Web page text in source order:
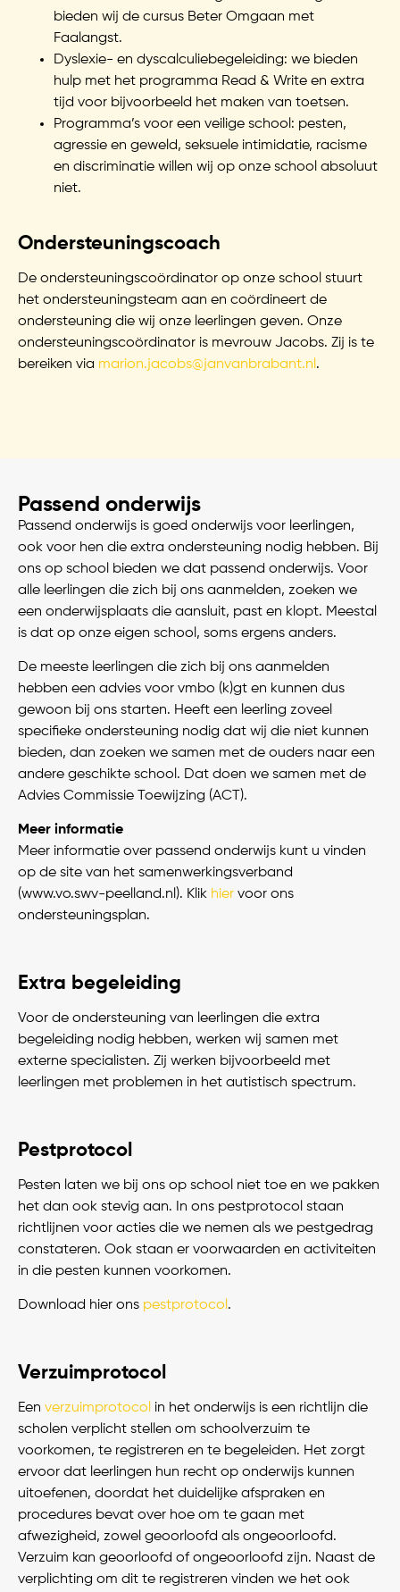
bieden wij de cursus Beter Omgaan met
Faalangst.
Dyslexie- en dyscalculiebegeleiding: we bieden
hulp met het programma Read & Write en extra
tijd voor bijvoorbeeld het maken van toetsen.
Programma’s voor een veilige school: pesten,
agressie en geweld, seksuele intimidatie, racisme
en discriminatie willen wij op onze school absoluut
niet.
Ondersteuningscoach
De ondersteuningscoördinator op onze school stuurt
het ondersteuningsteam aan en coördineert de
ondersteuning die wij onze leerlingen geven. Onze
ondersteuningscoördinator is mevrouw Jacobs. Zij is te
bereiken via marion.jacobs@janvanbrabant.nl .
Passend onderwijs
Passend onderwijs is goed onderwijs voor leerlingen,
ook voor hen die extra ondersteuning nodig hebben. Bij
ons op school bieden we dat passend onderwijs. Voor
alle leerlingen die zich bij ons aanmelden, zoeken we
een onderwijsplaats die aansluit, past en klopt. Meestal
is dat op onze eigen school, soms ergens anders.
De meeste leerlingen die zich bij ons aanmelden
hebben een advies voor vmbo (k)gt en kunnen dus
gewoon bij ons starten. Heeft een leerling zoveel
specifieke ondersteuning nodig dat wij die niet kunnen
bieden, dan zoeken we samen met de ouders naar een
andere geschikte school. Dat doen we samen met de
Advies Commissie Toewijzing (ACT).
Meer informatie
Meer informatie over passend onderwijs kunt u vinden
op de site van het samenwerkingsverband
(www.vo.swv-peelland.nl). Klik hier voor ons
ondersteuningsplan.
Extra begeleiding
Voor de ondersteuning van leerlingen die extra
begeleiding nodig hebben, werken wij samen met
externe specialisten. Zij werken bijvoorbeeld met
leerlingen met problemen in het autistisch spectrum.
Pestprotocol
Pesten laten we bij ons op school niet toe en we pakken
het dan ook stevig aan. In ons pestprotocol staan
richtlijnen voor acties die we nemen als we pestgedrag
constateren. Ook staan er voorwaarden en activiteiten
in die pesten kunnen voorkomen.
Download hier ons pestprotocol.
Verzuimprotocol
Een verzuimprotocol in het onderwijs is een richtlijn die
scholen verplicht stellen om schoolverzuim te
voorkomen, te registreren en te begeleiden. Het zorgt
ervoor dat leerlingen hun recht op onderwijs kunnen
uitoefenen, doordat het duidelijke afspraken en
procedures bevat over hoe om te gaan met
afwezigheid, zowel geoorloofd als ongeoorloofd.
Verzuim kan geoorloofd of ongeoorloofd zijn. Naast de
verplichting om dit te registreren vinden we het ook